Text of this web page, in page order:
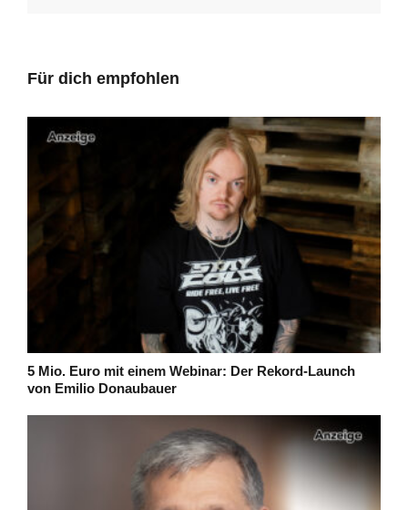
Für dich empfohlen
5 Mio. Euro mit einem Webinar: Der Rekord-Launch
von Emilio Donaubauer